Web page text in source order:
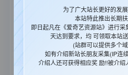
6️⃣ 爱奇艺无广告解析：
https://
🎉🎉🎉爱奇艺播放计费
元 满100提现 支持：
信/USDT）：https://
为了广大站长更好的发
本站特此推出长期
即日起凡在《爱奇艺资源站》进行
天达到要求，均 可领取本站
(站群可以提供多个
如有介绍新站长朋友采集(IP连
介绍人还可获得相应奖 励!!被介